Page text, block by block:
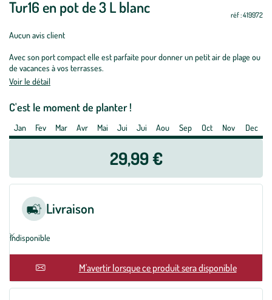
Tur16 en pot de 3 L blanc
réf : 419972
Aucun avis client
Avec son port compact elle est parfaite pour donner un petit air de plage ou
de vacances à vos terrasses.
Voir le détail
C'est le moment de planter !
Pitchoune
Tur16
pot
Jan Fev Mar Avr Mai Jui Jui Aou Sep Oct Nov Dec
29,99 €
Livraison
Indisponible
En rupture M'avertir lorsque ce produit sera disponible